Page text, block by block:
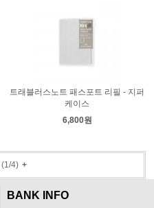
트래블러스노트 패스포트 리필 - 지퍼
케이스
6,800원
(1 /4)+
BANK INFO